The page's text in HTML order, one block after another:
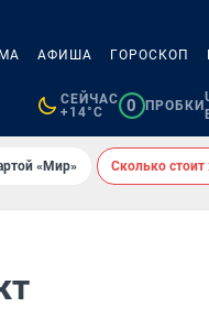
АФИША ГОРОСКОП
СЕЙЧАС
+14°C
0 ПРОБКИ
«Мир» Сколько